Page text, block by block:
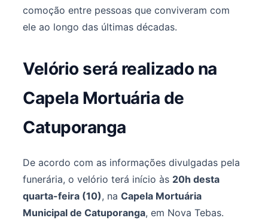
comoção entre pessoas que conviveram com
ele ao longo das últimas décadas.
Velório será realizado na
Capela Mortuária de
Catuporanga
De acordo com as informações divulgadas pela
funerária, o velório terá início às 20h desta
quarta-feira (10), na Capela Mortuária
Municipal de Catuporanga, em Nova Tebas.